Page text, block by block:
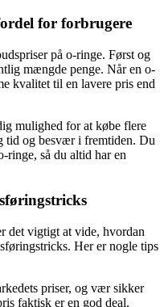
for forbrugere
på o-ringe. Først og
mængde penge. Når en o-
kvalitet til en lavere pris end
mulighed for at købe flere
tid og besvær i fremtiden. Du
ringe, så du altid har en
det vigtigt at vide, hvordan
Her er nogle tips
priser, og vær sikker
faktisk er en god deal.